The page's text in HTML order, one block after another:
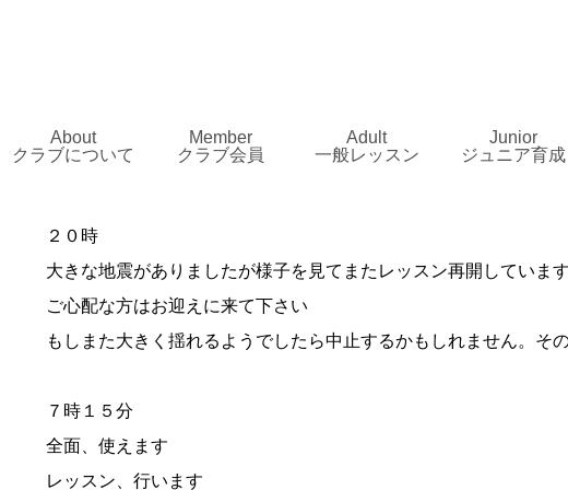
About
クラブについて
Member
クラブ会員
Adult
一般レッスン
Junior
ジュニア育成
２０時
大きな地震がありましたが様子を見てまたレッスン再開しています
ご心配な方はお迎えに来て下さい
もしまた大きく揺れるようでしたら中止するかもしれません。そ
７時１５分
全面、使えます
レッスン、行います